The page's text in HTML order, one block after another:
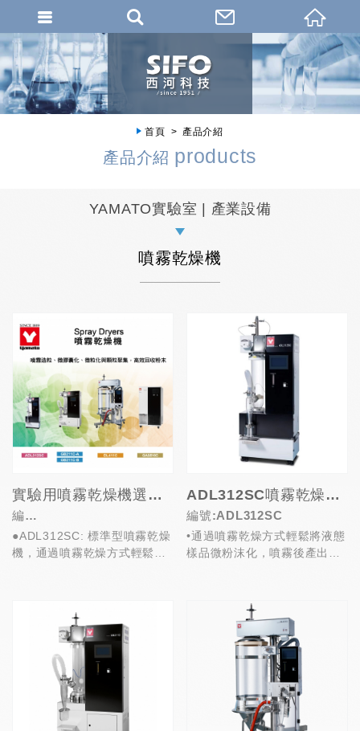
首頁 產品介紹
產品介紹 products
YAMATO實驗室 | 產業設備
噴霧乾燥機
實驗用噴霧乾燥機選購指南
編
號:ADL312SC/GB211C/DL
●ADL312SC: 標準型噴霧乾燥
機，通過噴霧乾燥方式輕鬆將
ADL312SC噴霧乾燥機(Spray Dryer)
編號:ADL312SC
•通過噴霧乾燥方式輕鬆將液態
樣品微粉沫化，噴霧後產出的